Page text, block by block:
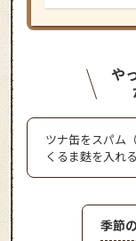
や
ツナ缶をスパム
くるま麩を入れ
季節